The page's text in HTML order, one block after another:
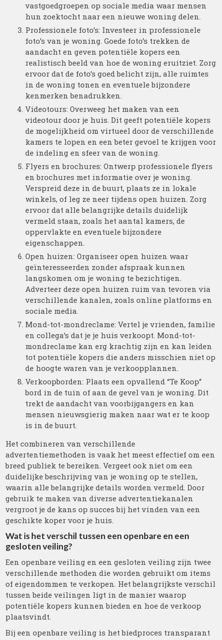
vastgoedgroepen op sociale media waar mensen
hun zoektocht naar een nieuwe woning delen.
Professionele foto’s: Investeer in professionele
foto’s van je woning. Goede foto’s trekken de
aandacht en geven potentiële kopers een
realistisch beeld van hoe de woning eruitziet. Zorg
ervoor dat de foto’s goed belicht zijn, alle ruimtes
in de woning tonen en eventuele bijzondere
kenmerken benadrukken.
Videotours: Overweeg het maken van een
videotour door je huis. Dit geeft potentiële kopers
de mogelijkheid om virtueel door de verschillende
kamers te lopen en een beter gevoel te krijgen voor
de indeling en sfeer van de woning.
Flyers en brochures: Ontwerp professionele flyers
en brochures met informatie over je woning.
Verspreid deze in de buurt, plaats ze in lokale
winkels, of leg ze neer tijdens open huizen. Zorg
ervoor dat alle belangrijke details duidelijk
vermeld staan, zoals het aantal kamers, de
oppervlakte en eventuele bijzondere
eigenschappen.
Open huizen: Organiseer open huizen waar
geïnteresseerden zonder afspraak kunnen
langskomen om je woning te bezichtigen.
Adverteer deze open huizen ruim van tevoren via
verschillende kanalen, zoals online platforms en
sociale media.
Mond-tot-mondreclame: Vertel je vrienden, familie
en collega’s dat je je huis verkoopt. Mond-tot-
mondreclame kan erg krachtig zijn en kan leiden
tot potentiële kopers die anders misschien niet op
de hoogte waren van je verkoopplannen.
Verkoopborden: Plaats een opvallend “Te Koop”
bord in de tuin of aan de gevel van je woning. Dit
trekt de aandacht van voorbijgangers en kan
mensen nieuwsgierig maken naar wat er te koop
is in de buurt.
Het combineren van verschillende
advertentiemethoden is vaak het meest effectief om een
breed publiek te bereiken. Vergeet ook niet om een
duidelijke beschrijving van je woning op te stellen,
waarin alle belangrijke details worden vermeld. Door
gebruik te maken van diverse advertentiekanalen
vergroot je de kans op succes bij het vinden van een
geschikte koper voor je huis.
Wat is het verschil tussen een openbare en een
gesloten veiling?
Een openbare veiling en een gesloten veiling zijn twee
verschillende methoden die worden gebruikt om items
of eigendommen te verkopen. Het belangrijkste verschil
tussen beide veilingen ligt in de manier waarop
potentiële kopers kunnen bieden en hoe de verkoop
plaatsvindt.
Bij een openbare veiling is het biedproces transparant